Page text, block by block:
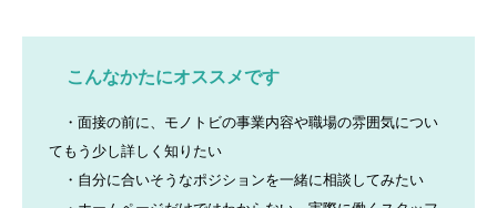
こんなかたにオススメです
・面接の前に、モノトビの事業内容や職場の雰囲気につい
てもう少し詳しく知りたい
・自分に合いそうなポジションを一緒に相談してみたい